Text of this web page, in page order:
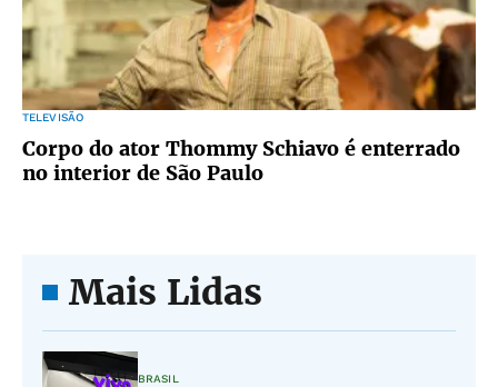
TELEVISÃO
Corpo do ator Thommy Schiavo é enterrado
no interior de São Paulo
Mais Lidas
BRASIL